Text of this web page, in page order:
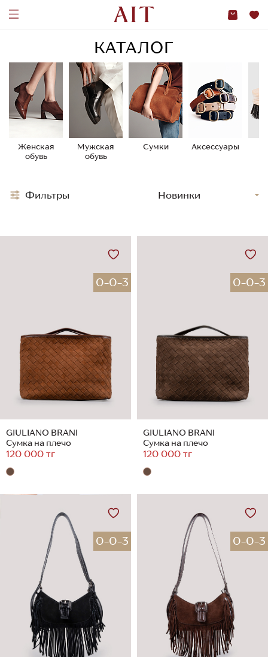
КАТАЛОГ
Женская
обувь
Мужская
обувь
Сумки Аксессуары
0-0-3
GIULIANO BRANI
Сумка на плечо
120 000 тг
0-0-3
GIULIANO BRANI
Сумка на плечо
120 000 тг
0-0-3 0-0-3
Фильтры